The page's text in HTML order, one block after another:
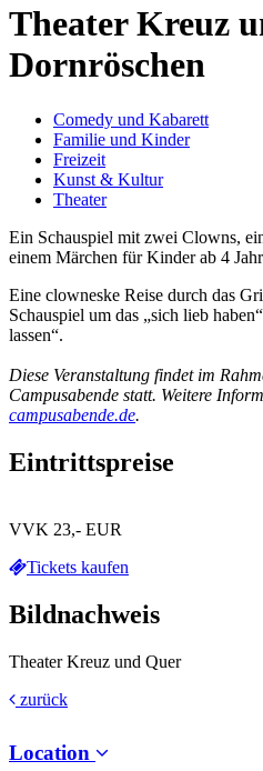
Theater Kreuz
Dornröschen
Comedy und Kabarett
Familie und Kinder
Freizeit
Kunst & Kultur
Theater
Ein Schauspiel mit zwei Clowns,
einem Märchen für Kinder ab 4
Eine clowneske Reise durch das
Schauspiel um das „sich lieb
lassen“.
Diese Veranstaltung findet im
Campusabende statt. Weitere
campusabende.de.
Eintrittspreise
VVK 23,- EUR
Tickets kaufen
Bildnachweis
Theater Kreuz und Quer
zurück
Location